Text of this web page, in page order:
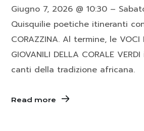
Giugno 7, 2026 @ 10:30 –
Quisquilie poetiche itineranti con
CORAZZINA. Al termine, le VOCI
GIOVANILI DELLA CORALE
canti della tradizione africana.
Read more